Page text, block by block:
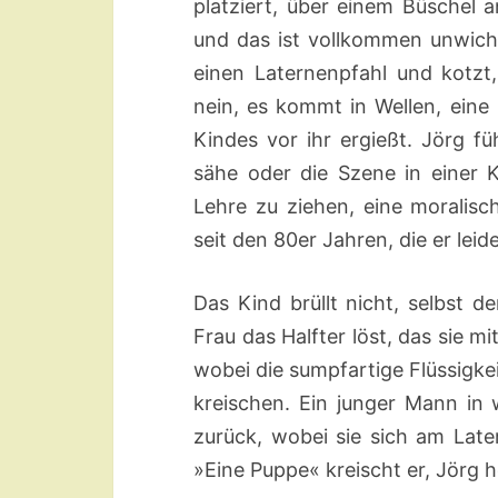
platziert, über einem Büschel
und das ist vollkommen
einen Laternenpfahl und
nein, es kommt in Wellen,
Kindes vor ihr ergießt. Jörg
sähe oder die Szene in einer
Lehre zu ziehen, eine
seit den 80er Jahren, die er
Das Kind brüllt nicht, selbst
Frau das Halfter löst, das sie
wobei die sumpfartige
kreischen. Ein junger Mann
zurück, wobei sie sich am
»Eine Puppe« kreischt er, Jörg